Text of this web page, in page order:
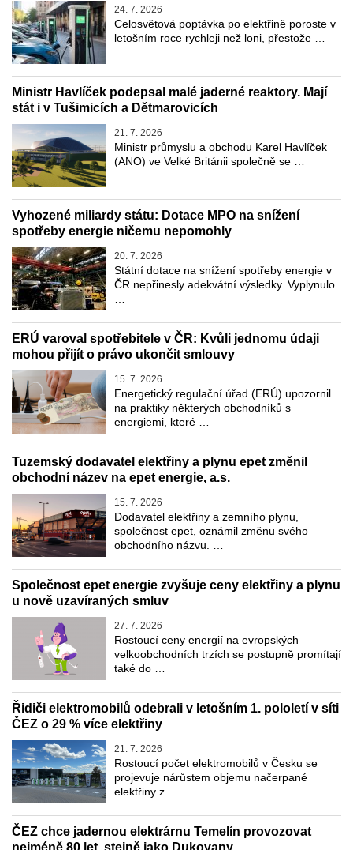
24. 7. 2026
Celosvětová poptávka po elektřině poroste v
letošním roce rychleji než loni, přestože …
Ministr Havlíček podepsal malé jaderné reaktory. Mají
stát i v Tušimicích a Dětmarovicích
21. 7. 2026
Ministr průmyslu a obchodu Karel Havlíček
(ANO) ve Velké Británii společně se …
Vyhozené miliardy státu: Dotace MPO na snížení
spotřeby energie ničemu nepomohly
20. 7. 2026
Státní dotace na snížení spotřeby energie v
ČR nepřinesly adekvátní výsledky. Vyplynulo
…
ERÚ varoval spotřebitele v ČR: Kvůli jednomu údaji
mohou přijít o právo ukončit smlouvy
15. 7. 2026
Energetický regulační úřad (ERÚ) upozornil
na praktiky některých obchodníků s
energiemi, které …
Tuzemský dodavatel elektřiny a plynu epet změnil
obchodní název na epet energie, a.s.
15. 7. 2026
Dodavatel elektřiny a zemního plynu,
společnost epet, oznámil změnu svého
obchodního názvu. …
Společnost epet energie zvyšuje ceny elektřiny a plynu
u nově uzavíraných smluv
27. 7. 2026
Rostoucí ceny energií na evropských
velkoobchodních trzích se postupně promítají
také do …
Řidiči elektromobilů odebrali v letošním 1. pololetí v síti
ČEZ o 29 % více elektřiny
21. 7. 2026
Rostoucí počet elektromobilů v Česku se
projevuje nárůstem objemu načerpané
elektřiny z …
ČEZ chce jadernou elektrárnu Temelín provozovat